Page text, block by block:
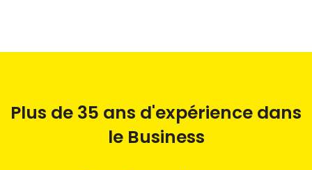
Plus de 35 ans d'expérience dans
le Business